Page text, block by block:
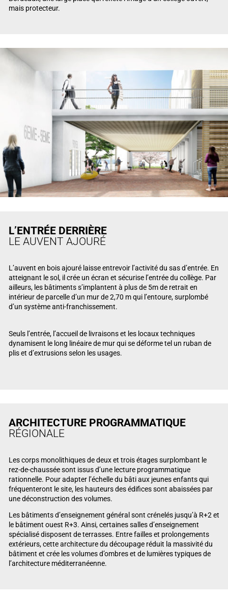
mais protecteur.
L’ENTRÉE DERRIÈRE
LE AUVENT AJOURÉ
L’auvent en bois ajouré laisse entrevoir l’activité du sas d’entrée. En
atteignant le sol, il crée un écran et sécurise l’entrée du collège. Par
ailleurs, les bâtiments s’implantent à plus de 5m de retrait en
intérieur de parcelle d’un mur de 2,70 m qui l’entoure, surplombé
d’un système anti-franchissement.
Seuls l’entrée, l’accueil de livraisons et les locaux techniques
dynamisent le long linéaire de mur qui se déforme tel un ruban de
plis et d’extrusions selon les usages.
ARCHITECTURE PROGRAMMATIQUE
RÉGIONALE
Les corps monolithiques de deux et trois étages surplombant le
rez-de-chaussée sont issus d’une lecture programmatique
rationnelle. Pour adapter l’échelle du bâti aux jeunes enfants qui
fréquenteront le site, les hauteurs des édifices sont abaissées par
une déconstruction des volumes.
Les bâtiments d’enseignement général sont crénelés jusqu’à R+2 et
le bâtiment ouest R+3. Ainsi, certaines salles d’enseignement
spécialisé disposent de terrasses. Entre failles et prolongements
extérieurs, cette architecture du découpage réduit la massivité du
bâtiment et crée les volumes d’ombres et de lumières typiques de
l’architecture méditerranéenne.